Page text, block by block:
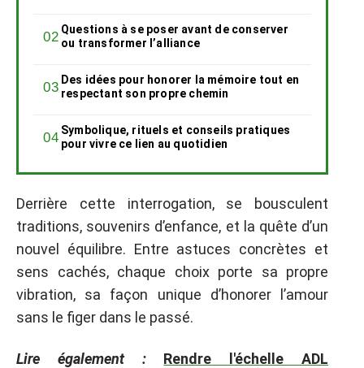
Questions à se poser avant de conserver
ou transformer l’alliance
Des idées pour honorer la mémoire tout en
respectant son propre chemin
Symbolique, rituels et conseils pratiques
pour vivre ce lien au quotidien
Derrière cette interrogation, se bousculent
traditions, souvenirs d’enfance, et la quête d’un
nouvel équilibre. Entre astuces concrètes et
sens cachés, chaque choix porte sa propre
vibration, sa façon unique d’honorer l’amour
sans le figer dans le passé.
Lire également :
Rendre l'échelle ADL